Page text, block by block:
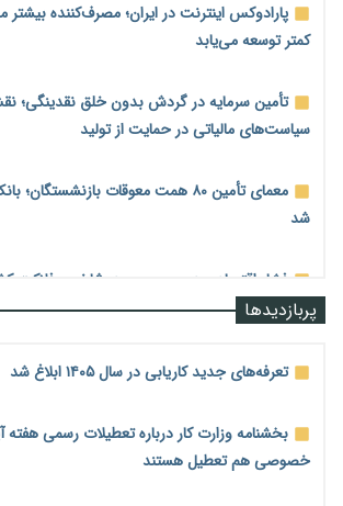
پارادوکس اینترنت در ایران؛ مصرف‌کننده بیشتر
کمتر توسعه می‌یابد
تأمین سرمایه در گردش بدون خلق نقدینگی؛
سیاست‌های مالیاتی در حمایت از تولید
معمای تأمین ۸۰ همت معوقات
شد
درصد رسید
رشد ۷۵ هزار میلیاردی بازار خرید اعتباری؛
احتمال اختلال ۲۴ ساعته در سامانه‌های تأمین اجتماعی
پربازدیدها
تعرفه‌های جدید کاریابی در سال ۱۴۰۵ ابلاغ شد
بخشنامه وزارت کار درباره تعطیلات رسمی
خصوصی هم تعطیل هستند